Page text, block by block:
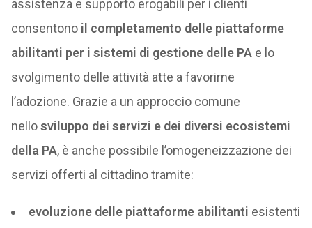
assistenza e supporto erogabili per i clienti
consentono il completamento delle piattaforme
abilitanti per i sistemi di gestione delle PA e lo
svolgimento delle attività atte a favorirne
l’adozione. Grazie a un approccio comune
nellosviluppo dei servizi e dei diversi ecosistemi
della PA, è anche possibile l’omogeneizzazione dei
servizi offerti al cittadino tramite:
evoluzione delle piattaforme abilitanti esistenti